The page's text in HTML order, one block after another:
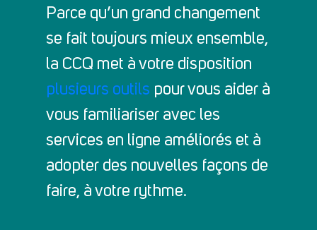
Parce qu’un grand changement
se fait toujours mieux ensemble,
la CCQ met à votre disposition
plusieurs outils pour vous aider à
vous familiariser avec les
services en ligne améliorés et à
adopter des nouvelles façons de
faire, à votre rythme.